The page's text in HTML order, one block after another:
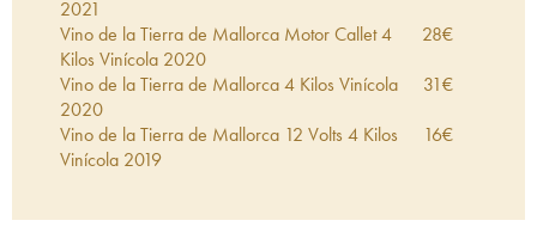
2021
Vino de la Tierra de Mallorca Motor Callet 4
Kilos Vinícola 2020
28€
Vino de la Tierra de Mallorca 4 Kilos Vinícola
2020
31€
Vino de la Tierra de Mallorca 12 Volts 4 Kilos
Vinícola 2019
16€